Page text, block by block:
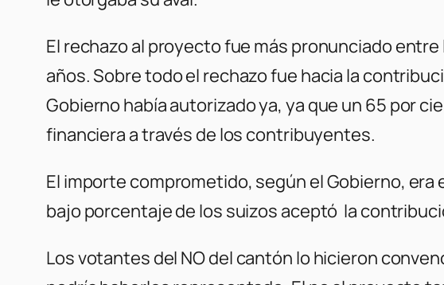
El rechazo al proyecto fue más pronunciado
años. Sobre todo el rechazo fue hacia la
Gobierno había autorizado ya, ya que un 65 por
financiera a través de los contribuyentes.
El importe comprometido, según el Gobierno,
bajo porcentaje de los suizos aceptó la
Los votantes del NO del cantón lo hicieron